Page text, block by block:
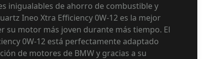
inigualables de ahorro de combustible y
Ineo Xtra Efficiency 0W-12 es la mejor
su motor más joven durante más tiempo. El
0W-12 está perfectamente adaptado
de motores de BMW y gracias a su